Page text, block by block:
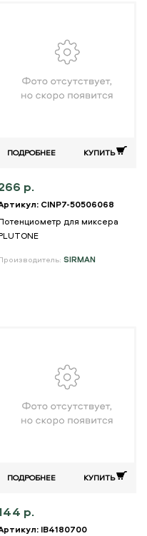
ПОДРОБНЕЕ КУПИТЬ
р.
CINP7-50506068
для миксера
SIRMAN
ПОДРОБНЕЕ КУПИТЬ
р.
IB4180700